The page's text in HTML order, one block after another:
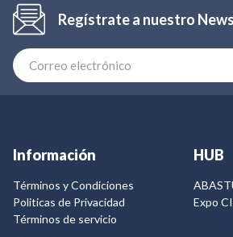
Regístrate a nuestro
Información
Términos y Condiciones
Politicas de Privacidad
Términos de servicio
HUB
Expo